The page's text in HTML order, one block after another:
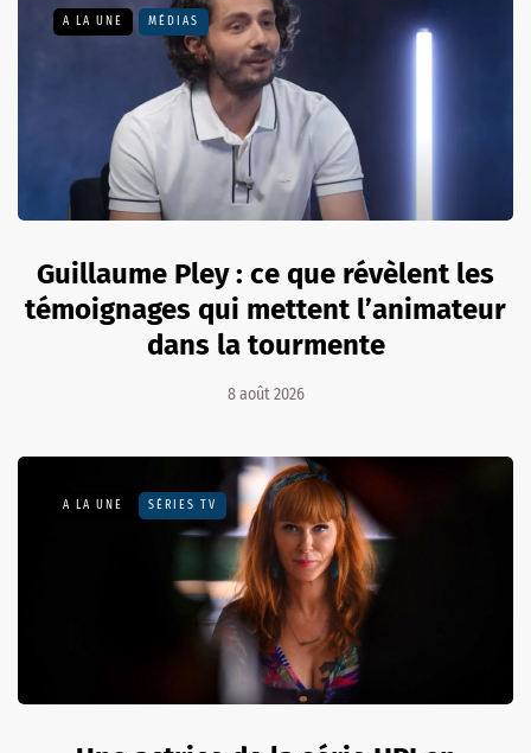
A LA UNE MÉDIAS
Guillaume Pley : ce que révèlent les
témoignages qui mettent l’animateur
dans la tourmente
8 août 2026
A LA UNE SÉRIES TV